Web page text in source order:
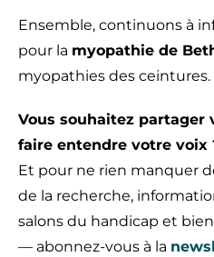
Ensemble, continuons à
pour la myopathie de
myopathies des ceintures.
Vous souhaitez partager
faire entendre votre voix
Et pour ne rien manquer
de la recherche,
salons du handicap et
— abonnez-vous à la